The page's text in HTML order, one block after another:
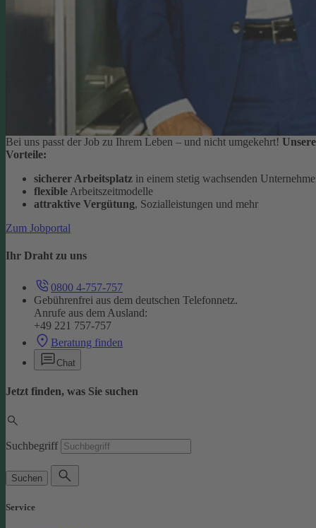
Bei uns passt der Job zu Ihrem Leben – und nicht umgekehrt! Unsere
Vorteile:
sicherer Arbeitsplatz in einem stetig wachsenden
flexible Arbeitszeitmodelle
attraktive Vergütung, Sozialleistungen und mehr
Zum Jobportal
Ihr Draht zu uns
0800 4-757-757
Gebührenfrei aus dem deutschen Telefonnetz.
Anrufe aus dem Ausland:
+49 221 757-757
Beratung finden
Chat
Jetzt finden, was Sie suchen
Suchbegriff
Suchen
Service